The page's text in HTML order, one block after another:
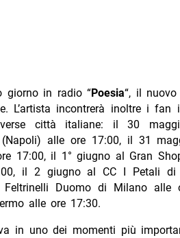
giorno in radio “Poesia“, il
L’artista incontrerà inoltre i
città italiane: il 30
(Napoli) alle ore 17:00, il 31
17:00, il 1° giugno al Gran
il 2 giugno al CC I Petali
Feltrinelli Duomo di Milano
alle ore 17:30.
in uno dei momenti più